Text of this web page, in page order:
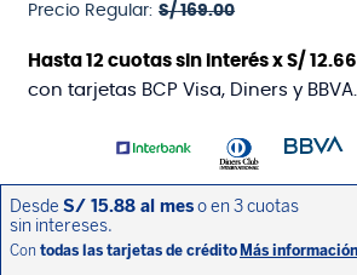
Precio Regular: S/ 169.00
Hasta12 cuotas sin interés xS/ 12.66
con tarjetas BCP Visa, Diners y BBVA.